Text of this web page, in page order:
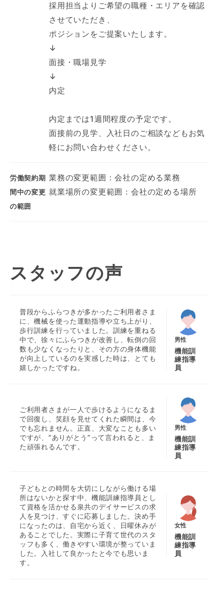
採用担当よりご希望の職種・エリアを確認
させていただき、
ポジションをご提案いたします。
↓
面接・職場見学
↓
内定
内定までは1週間程度の予定です。
面接前の見学、入社日のご相談などもお気
軽にお問い合わせください。
労働契約期
間中の変更
の範囲
業務の変更範囲：会社の定める業務
就業場所の変更範囲：会社の定める場所
スタッフの声
普段からふらつきが多かったご利用者さま
に、機械を使った運動指導や立ち上がり、
歩行訓練を行っていました。訓練を重ねる
中で、徐々にふらつきが改善し、転倒の回
数も少なくなったりと、その方の身体機能
が向上しているのを実感した時は、とても
嬉しかったですね。
男性
機能訓
練指導
員
ご利用者さまが一人で歩けるようになるま
で回復し、笑顔を見せてくれた瞬間は、今
でも忘れません。正直、大変なことも多い
ですが、“ありがとう”って言われると、ま
た頑張れるんです。
男性
機能訓
練指導
員
子どもとの時間を大切にしながら働ける場
所はないかと探す中、機能訓練指導員とし
て資格を活かせる泉共のデイサービスの求
人を見つけ、すぐに応募しました。決め手
になったのは、自宅から近く、日曜休みが
あることでした。実際に子育て世代のスタ
ッフも多く、働きやすい環境が整っていま
した。入社して良かったと今でも思いま
す。
女性
機能訓
練指導
員